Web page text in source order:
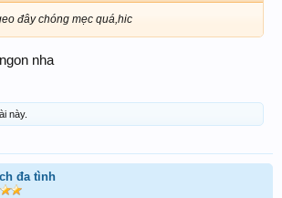
đây chóng mẹc quá,hic
nha
này.
đa tình